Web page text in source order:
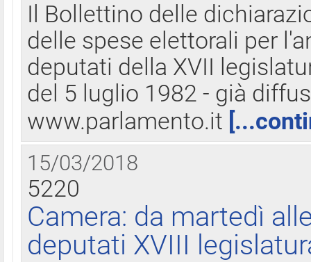
Il Bollettino delle
delle spese elettorali per
deputati della XVII
del 5 luglio 1982 - già
www.parlamento.it
15/03/2018
5220
Camera: da martedì
deputati XVIII